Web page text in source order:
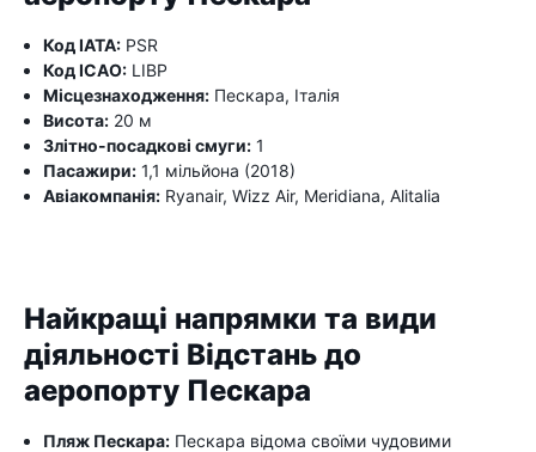
Код IATA: PSR
Код ICAO: LIBP
Місцезнаходження: Пескара, Італія
Висота: 20 м
Злітно-посадкові смуги: 1
Пасажири: 1,1 мільйона (2018)
Авіакомпанія: Ryanair, Wizz Air, Meridiana, Alitalia
Найкращі напрямки та види
діяльності Відстань до
аеропорту Пескара
Пляж Пескара: Пескара відома своїми чудовими